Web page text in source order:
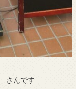
さんです